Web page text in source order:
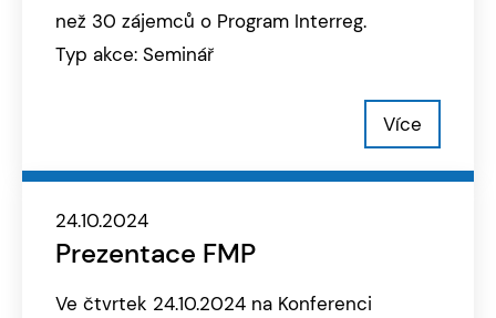
než 30 zájemců o Program Interreg.
Typ akce: Seminář
Více
24.10.2024
Prezentace FMP
Ve čtvrtek 24.10.2024 na Konferenci